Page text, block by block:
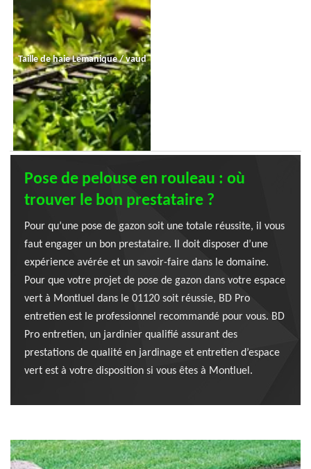
Taille de haie Lemanique / vaud
Pose de pelouse en rouleau : où
trouver le bon prestataire ?
Pour qu’une pose de gazon soit une totale réussite, il vous
faut engager un bon prestataire. Il doit disposer d’une
expérience avérée et un savoir-faire dans le domaine.
Pour que votre projet de pose de gazon dans votre espace
vert à Montluel dans le 01120 soit réussie, BD Pro
entretien est le professionnel recommandé pour vous. BD
Pro entretien, un jardinier qualifié assurant des
prestations de qualité en jardinage et entretien d’espace
vert est à votre disposition si vous êtes à Montluel.